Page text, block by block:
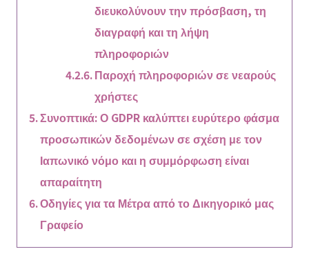
διευκολύνουν την πρόσβαση, τη
διαγραφή και τη λήψη
πληροφοριών
Παροχή πληροφοριών σε νεαρούς
χρήστες
Συνοπτικά: Ο GDPR καλύπτει ευρύτερο φάσμα
προσωπικών δεδομένων σε σχέση με τον
Ιαπωνικό νόμο και η συμμόρφωση είναι
απαραίτητη
Οδηγίες για τα Μέτρα από το Δικηγορικό μας
Γραφείο